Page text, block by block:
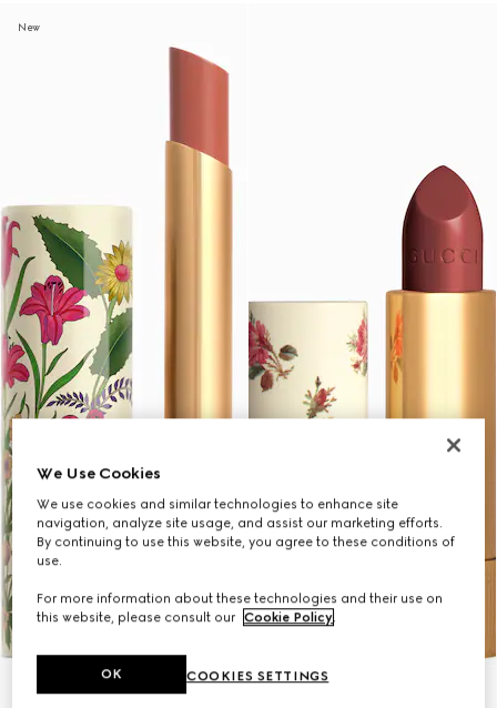
New
We Use Cookies
We use cookies and similar technologies to enhance site
navigation, analyze site usage, and assist our marketing efforts.
By continuing to use this website, you agree to these conditions of
use.
For more information about these technologies and their use on
this website, please consult our Cookie Policy.
COOKIES SETTINGS
OK